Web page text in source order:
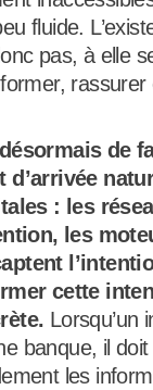
fluide.
pas, à elle
rassurer
de
d’arrivée
: les
les
cette
Lorsqu’un
banque, il
les